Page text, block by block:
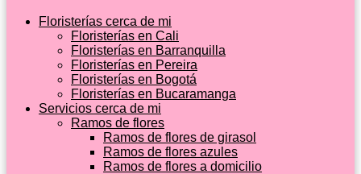
Floristerías cerca de mi
Floristerías en Cali
Floristerías en Barranquilla
Floristerías en Pereira
Floristerías en Bogotá
Floristerías en Bucaramanga
Servicios cerca de mi
Ramos de flores
Ramos de flores de girasol
Ramos de flores azules
Ramos de flores a domicilio